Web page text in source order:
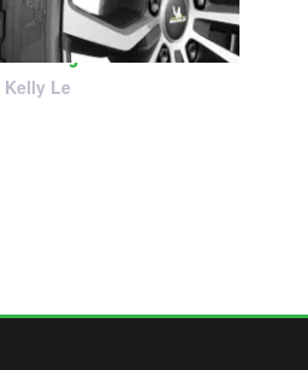
Michelin Primacy SUV:
không?
Kelly Le